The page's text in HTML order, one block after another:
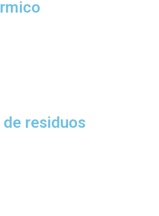
residuos